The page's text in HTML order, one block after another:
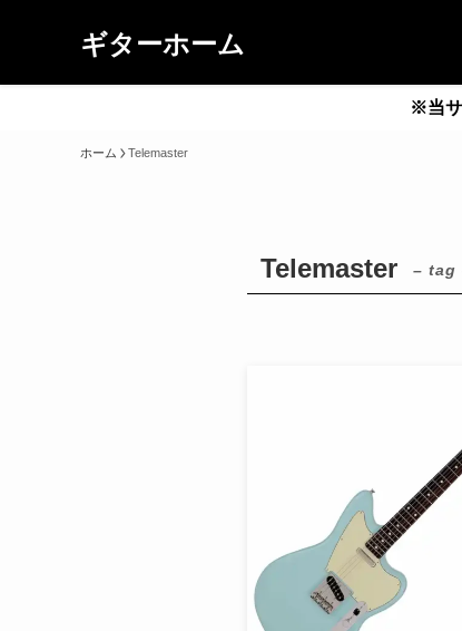
ギターホーム
※当サ
ホーム Telemaster
Telemaster – tag